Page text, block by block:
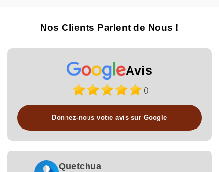
Nos Clients Parlent de Nous !
Avis
()
Donnez-nous votre avis sur Google
Quetchua